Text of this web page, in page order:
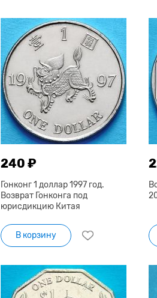
240 ₽
Гонконг 1 доллар 1997 год.
Возврат Гонконга под
юрисдикцию Китая
В корзину